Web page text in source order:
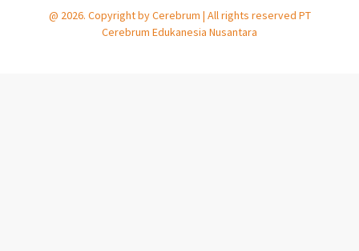
@ 2026. Copyright by Cerebrum | All rights reserved PT
Cerebrum Edukanesia Nusantara​